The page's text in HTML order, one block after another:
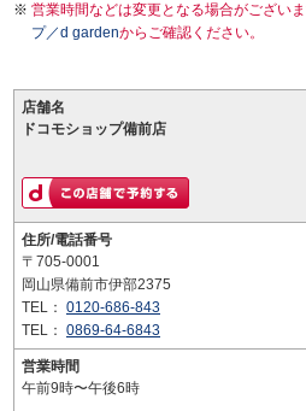
営業時間などは変更となる場合がござい
プ／d gardenからご確認ください。
店舗名
ドコモショップ備前店
住所/電話番号
〒705-0001
岡山県備前市伊部2375
TEL： 0120-686-843
TEL： 0869-64-6843
営業時間
午前9時〜午後6時